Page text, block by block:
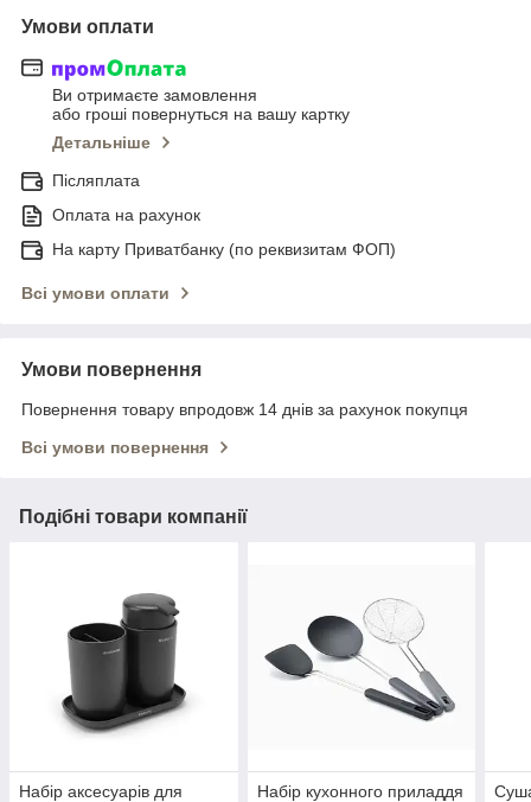
Умови оплати
Ви отримаєте замовлення
або гроші повернуться на вашу картку
Детальніше
Післяплата
Оплата на рахунок
На карту Приватбанку (по реквизитам ФОП)
Всі умови оплати
Умови повернення
Повернення товару впродовж 14 днів за рахунок покупця
Всі умови повернення
Подібні товари компанії
Набір аксесуарів для
Набір кухонного приладдя